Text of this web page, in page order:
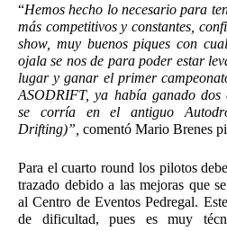
“Hemos hecho lo necesario para
más competitivos y constantes,
show, muy buenos piques con
ojala se nos de para poder estar
lugar y ganar el primer
ASODRIFT, ya había ganado dos
se corría en el antiguo
Drifting)”, comentó Mario Brenes
Para el cuarto round los pilotos
trazado debido a las mejoras que
al Centro de Eventos Pedregal.
de dificultad, pues es muy